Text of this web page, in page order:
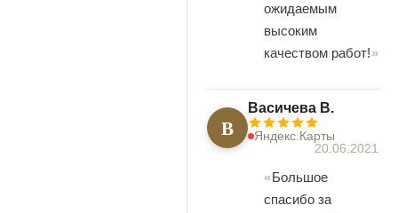
ожидаемым
высоким
качеством работ!
В
Васичева В.
Яндекс.Карты
20.06.2021
Большое
спасибо за